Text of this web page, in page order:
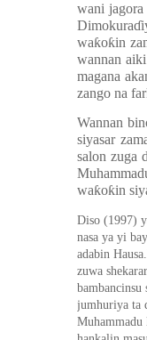
wani
Dimokuraɗ
waƙoƙin
wannan
magana
zango na
Wannan
siyasar
salon zuga
waƙoƙin
Diso (1997)
nasa ya yi
adabin
zuwa
jumhuriya ta